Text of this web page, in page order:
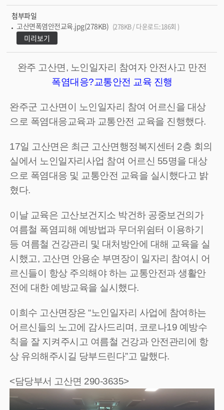
첨부파일
고산면폭염안전교육.jpg(278KB) (278KB / 다운로드:186회 )
미리보기
완주 고산면, 노인일자리 참여자 안전사고 만전
폭염대응?교통안전 교육 진행
완주군 고산면이 노인일자리 참여 어르신을 대상
으로 폭염대응교육과 교통안전 교육을 진행했다.
17일 고산면은 최근 고산면행정복지센터 2층 회의
실에서 노인일자리사업 참여 어르신 55명을 대상
으로 폭염대응 및 교통안전 교육을 실시했다고 밝
혔다.
이날 교육은 고산보건지소 박건하 공중보건의가
여름철 폭염피해 예방법과 무더위쉼터 이용하기
등 여름철 건강관리 및 대처방안에 대해 교육을 실
시했고, 고산면 안용순 부면장이 일자리 참여시 어
르신들이 항상 주의해야 하는 교통안전과 생활안
전에 대한 예방교육을 실시했다.
이희수 고산면장은 “노인일자리 사업에 참여하는
어르신들의 노고에 감사드리며, 코로나19 예방수
칙을 잘 지켜주시고 여름철 건강과 안전관리에 항
상 유의해주시길 당부드린다”고 말했다.
<담당부서 고산면 290-3635>